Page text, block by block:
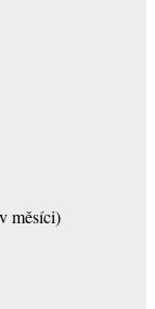
měsíci)